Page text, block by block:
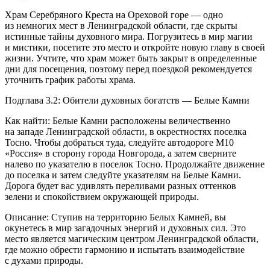
Храм Серебряного Креста на Ореховой горе — одно
из немногих мест в Ленинградской области, где скрыты
истинные тайны духовного мира. Погрузитесь в мир магии
и мистики, посетите это место и откройте новую главу в своей
жизни. Учтите, что храм может быть закрыт в определенные
дни для посещения, поэтому перед поездкой рекомендуется
уточнить график работы храма.
Подглава 3.2: Обители духовных богатств — Белые Камни
Как найти: Белые Камни расположены величественно
на западе Ленинградской области, в окрестностях поселка
Тосно. Чтобы добраться туда, следуйте автодороге М10
«Россия» в сторону города Новгорода, а затем сверните
налево по указателю в поселок Тосно. Продолжайте движение
до поселка и затем следуйте указателям на Белые Камни.
Дорога будет вас удивлять переливами разных оттенков
зелени и спокойствием окружающей природы.
Описание: Ступив на территорию Белых Камней, вы
окунетесь в мир загадочных энергий и духовных сил. Это
место является магическим центром Ленинградской области,
где можно обрести гармонию и испытать взаимодействие
с духами природы.